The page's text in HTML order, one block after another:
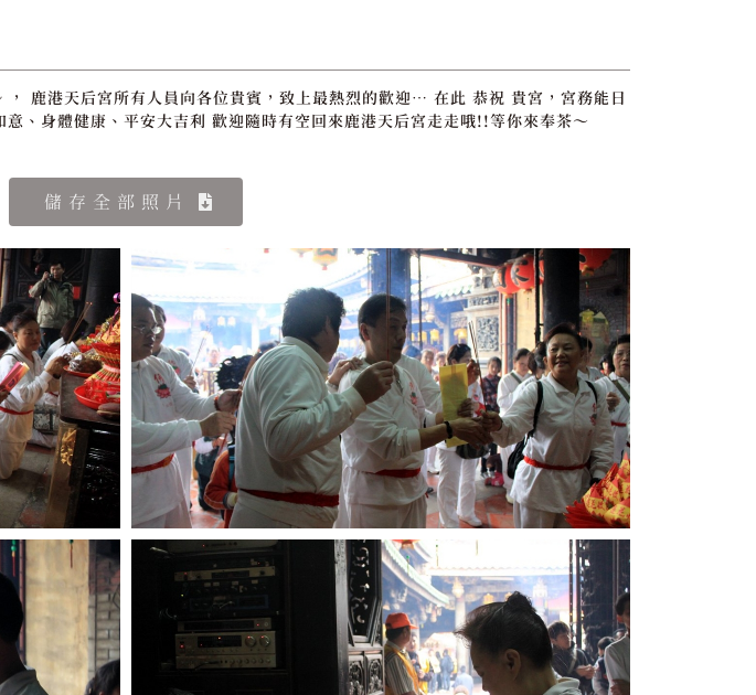
鹿港天后宮所有人員向各位貴賓，致上最熱烈的歡迎… 在此 恭祝 貴宮，宮務能日
、身體健康、平安大吉利 歡迎隨時有空回來鹿港天后宮走走哦!!等你來奉茶～
儲存全部照片